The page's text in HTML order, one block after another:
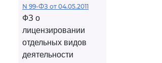
N 99-ФЗ от 04.05.2011
ФЗ о
лицензировании
отдельных видов
деятельности